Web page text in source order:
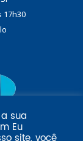
17h30
sua
Eu